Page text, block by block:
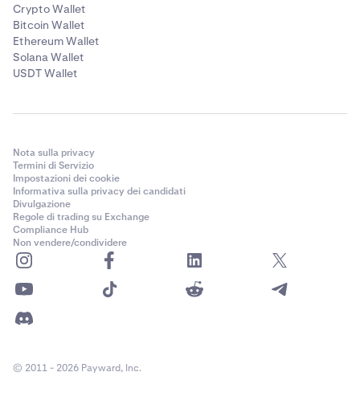
Crypto Wallet
Bitcoin Wallet
Ethereum Wallet
Solana Wallet
USDT Wallet
Nota sulla privacy
Termini di Servizio
Impostazioni dei cookie
Informativa sulla privacy dei candidati
Divulgazione
Regole di trading su Exchange
Compliance Hub
Non vendere/condividere
© 2011 - 2026 Payward, Inc.